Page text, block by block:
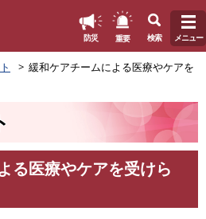
防災 重要 検索 メニュー
緩和ケアチームによる医療やケアを
る医療やケアを受けら